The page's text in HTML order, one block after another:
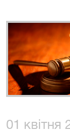
01 квітня